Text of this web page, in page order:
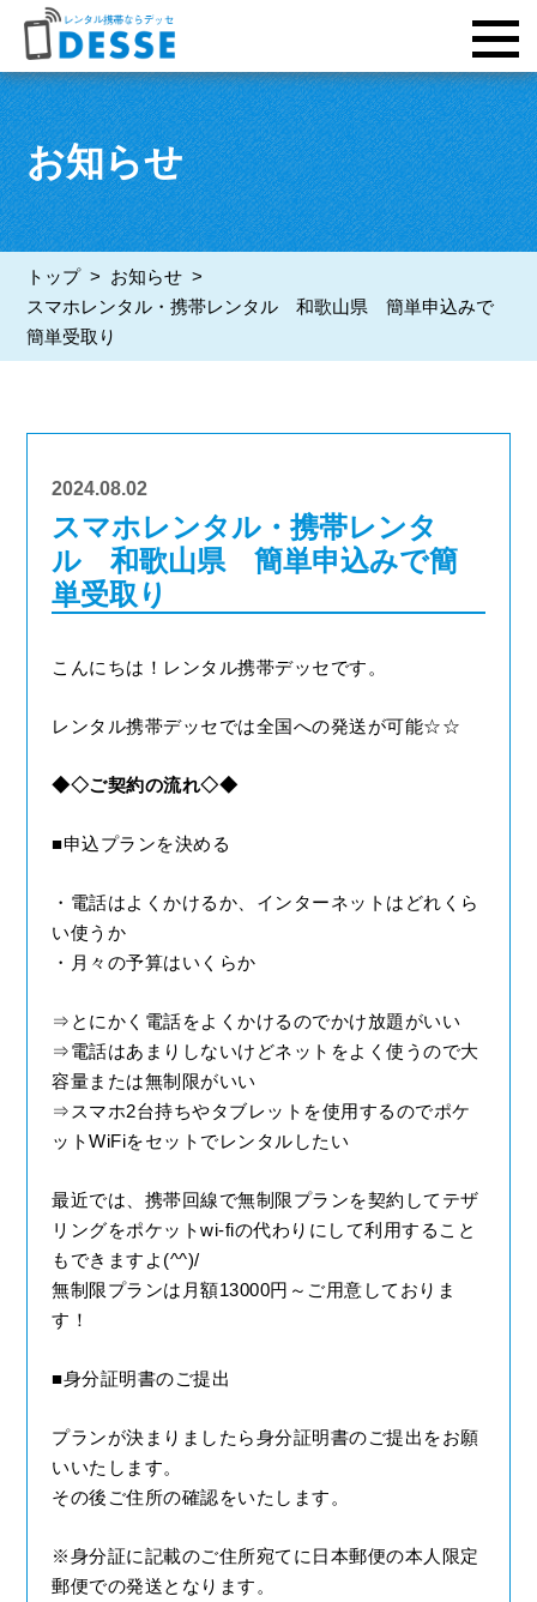
お知らせ
トップ> お知らせ >
スマホレンタル・携帯レンタル 和歌山県 簡単申込みで
簡単受取り
2024.08.02
スマホレンタル・携帯レンタ
ル 和歌山県 簡単申込みで簡
単受取り
こんにちは！レンタル携帯デッセです。
レンタル携帯デッセでは全国への発送が可能☆☆
◆◇ご契約の流れ◇◆
■申込プランを決める
・電話はよくかけるか、インターネットはどれくら
い使うか
・月々の予算はいくらか
⇒とにかく電話をよくかけるのでかけ放題がいい
⇒電話はあまりしないけどネットをよく使うので大
容量または無制限がいい
⇒スマホ2台持ちやタブレットを使用するのでポケ
ットWiFiをセットでレンタルしたい
最近では、携帯回線で無制限プランを契約してテザ
リングをポケットwi-fiの代わりにして利用すること
もできますよ(^^)/
無制限プランは月額13000円～ ご用意しておりま
す！
■身分証明書のご提出
プランが決まりましたら身分証明書のご提出をお願
いいたします。
その後ご住所の確認をいたします。
※身分証に記載のご住所宛てに日本郵便の本人限定
郵便での発送となります。